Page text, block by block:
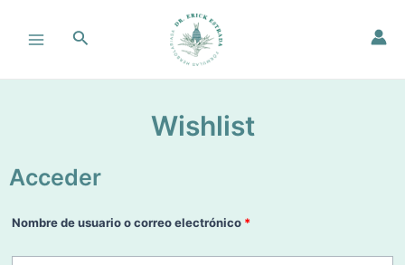
Menu
Buscar
Wishlist
Acceder
Nombre de usuario o correo electrónico *
Obligatorio